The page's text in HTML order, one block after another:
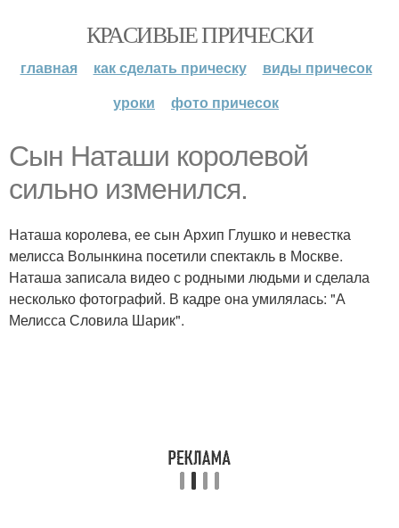
КРАСИВЫЕ ПРИЧЕСКИ
главная как сделать прическу
виды причесок
уроки
фото причесок
Сын Наташи королевой
сильно изменился.
Наташа королева, ее сын Архип Глушко и невестка
мелисса Волынкина посетили спектакль в Москве.
Наташа записала видео с родными людьми и сделала
несколько фотографий. В кадре она умилялась: "А
Мелисса Словила Шарик".